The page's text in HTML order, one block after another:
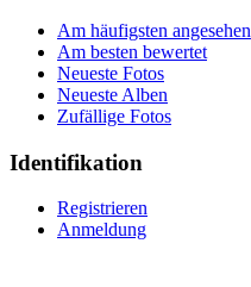
Am häufigsten angesehen
Am besten bewertet
Neueste Fotos
Neueste Alben
Zufällige Fotos
Identifikation
Registrieren
Anmeldung